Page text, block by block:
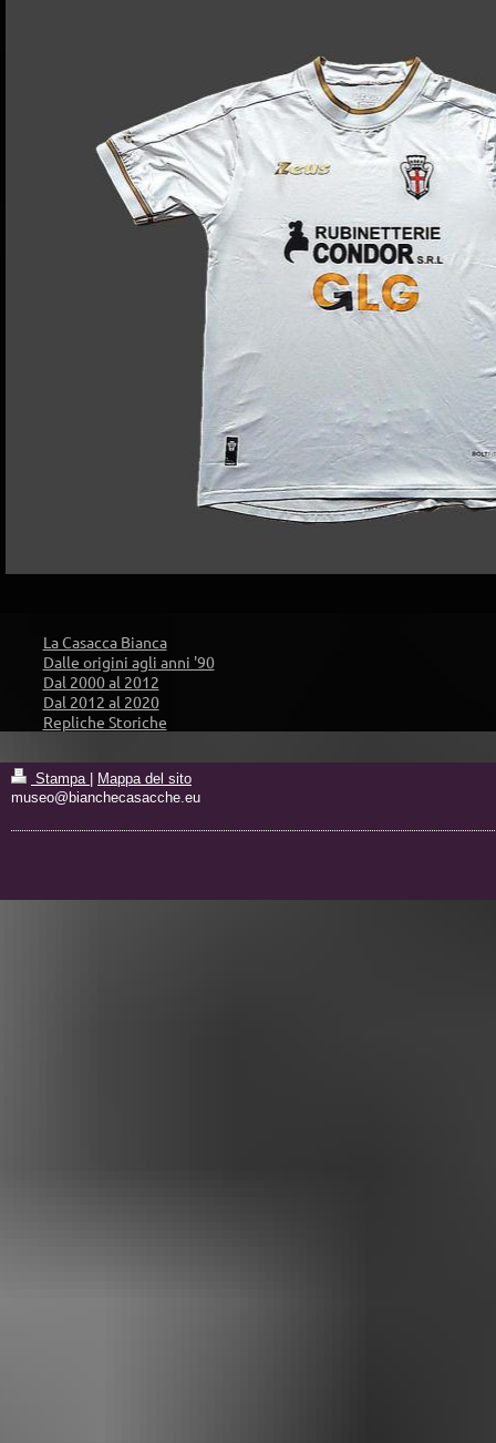
La Casacca Bianca
Dalle origini agli anni '90
Dal 2000 al 2012
Dal 2012 al 2020
Repliche Storiche
Stampa
Mappa del sito
museo@bianchecasacche.eu